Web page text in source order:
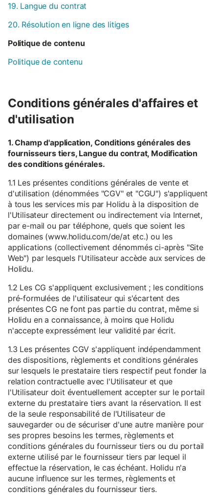
19. Langue du contrat
20. Résolution en ligne des litiges
Politique de contenu
Politique de contenu
Conditions générales d'affaires et
d'utilisation
1. Champ d'application, Conditions générales des
fournisseurs tiers, Langue du contrat, Modification
des conditions générales.
1.1 Les présentes conditions générales de vente et
d'utilisation (dénommées "CGV" et "CGU") s'appliquent
à tous les services mis par Holidu à la disposition de
l'Utilisateur directement ou indirectement via Internet,
par e-mail ou par téléphone, quels que soient les
domaines (www.holidu.com/de/at etc.) ou les
applications (collectivement dénommés ci-après "Site
Web") par lesquels l'Utilisateur accède aux services de
Holidu.
1.2 Les CG s'appliquent exclusivement ; les conditions
pré-formulées de l'utilisateur qui s'écartent des
présentes CG ne font pas partie du contrat, même si
Holidu en a connaissance, à moins que Holidu
n'accepte expressément leur validité par écrit.
1.3 Les présentes CGV s'appliquent indépendamment
des dispositions, règlements et conditions générales
sur lesquels le prestataire tiers respectif peut fonder la
relation contractuelle avec l'Utilisateur et que
l'Utilisateur doit éventuellement accepter sur le portail
externe du prestataire tiers avant la réservation. Il est
de la seule responsabilité de l'Utilisateur de
sauvegarder ou de sécuriser d'une autre manière pour
ses propres besoins les termes, règlements et
conditions générales du fournisseur tiers ou du portail
externe utilisé par le fournisseur tiers par lequel il
effectue la réservation, le cas échéant. Holidu n'a
aucune influence sur les termes, règlements et
conditions générales du fournisseur tiers.